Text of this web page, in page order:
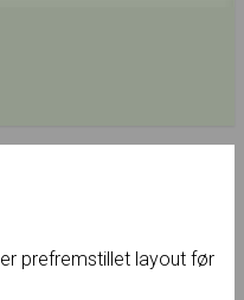
prefremstillet layout før